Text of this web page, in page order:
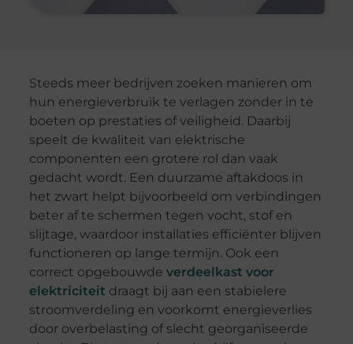
Steeds meer bedrijven zoeken manieren om
hun energieverbruik te verlagen zonder in te
boeten op prestaties of veiligheid. Daarbij
speelt de kwaliteit van elektrische
componenten een grotere rol dan vaak
gedacht wordt. Een duurzame aftakdoos in
het zwart helpt bijvoorbeeld om verbindingen
beter af te schermen tegen vocht, stof en
slijtage, waardoor installaties efficiënter blijven
functioneren op lange termijn. Ook een
correct opgebouwde verdeelkast voor
elektriciteit draagt bij aan een stabielere
stroomverdeling en voorkomt energieverlies
door overbelasting of slecht georganiseerde